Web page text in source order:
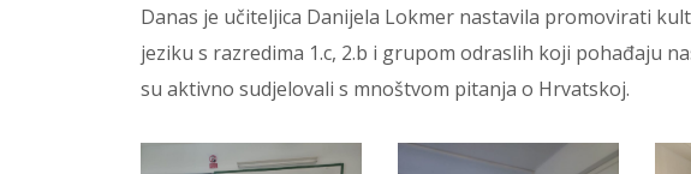
Danas je učiteljica Danijela Lokmer nastavila promovirati
jeziku s razredima 1.c, 2.b i grupom odraslih koji pohađaju
su aktivno sudjelovali s mnoštvom pitanja o Hrvatskoj.